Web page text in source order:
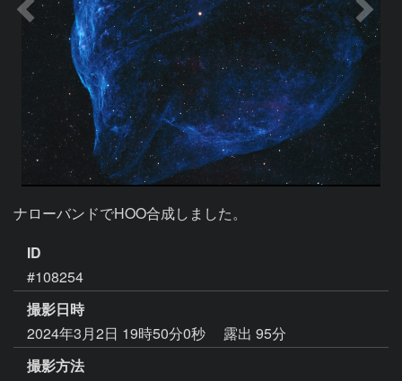
ナローバンドでHOO合成しました。
ID
#108254
撮影日時
2024年3月2日 19時50分0秒
露出 95分
撮影方法